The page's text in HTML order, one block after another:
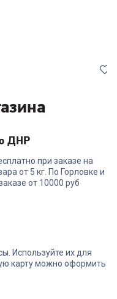
00014606
плита
APETITO 50 10-E
В корзину
ДНР
при заказе на
от 5 кг. По Горловке и
от 10000 руб
Используйте их для
карту можно оформить